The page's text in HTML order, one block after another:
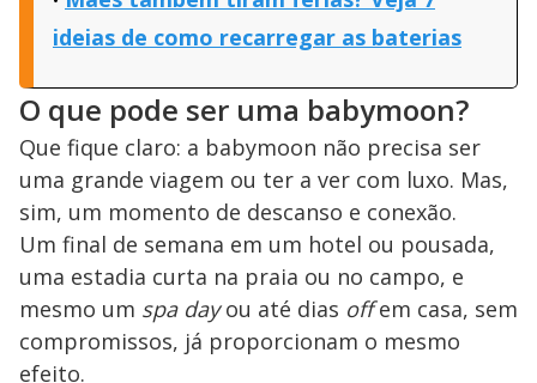
ideias de como recarregar as baterias
O que pode ser uma babymoon?
Que fique claro: a babymoon não precisa ser
uma grande viagem ou ter a ver com luxo. Mas,
sim, um momento de descanso e conexão.
Um final de semana em um hotel ou pousada,
uma estadia curta na praia ou no campo, e
mesmo um spa dayou até dias offem casa, sem
compromissos, já proporcionam o mesmo
efeito.